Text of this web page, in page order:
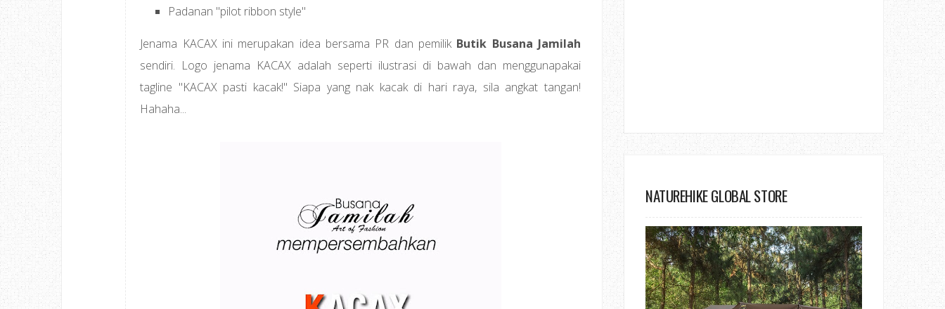
Padanan "pilot ribbon style"
Jenama KACAX ini merupakan idea bersama PR dan pemilik Butik Busana Jamilah
sendiri. Logo jenama KACAX adalah seperti ilustrasi di bawah dan menggunapakai
tagline "KACAX pasti kacak!" Siapa yang nak kacak di hari raya, sila angkat tangan!
Hahaha...
NATUREHIKE GLOBAL STORE